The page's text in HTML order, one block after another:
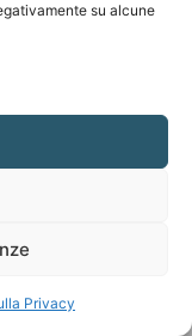
su alcune
Privacy